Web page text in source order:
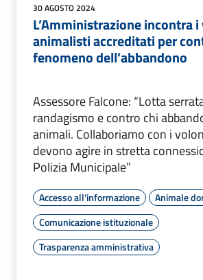
30 AGOSTO 2024
L’Amministrazione incontra
animalisti accreditati per
fenomeno dell’abbandono
Assessore Falcone: “Lotta
randagismo e contro chi
animali. Collaboriamo con i
devono agire in stretta
Polizia Municipale”
Accesso all'informazione
Animale
Comunicazione istituzionale
Trasparenza amministrativa